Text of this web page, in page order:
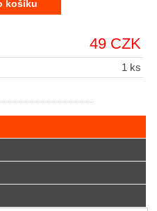
49 CZK
1 ks